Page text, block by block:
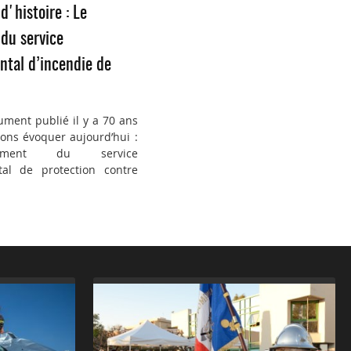
: Le
service
d’incendie de
publié il y a 70 ans
évoquer aujourd’hui :
du service
de protection contre